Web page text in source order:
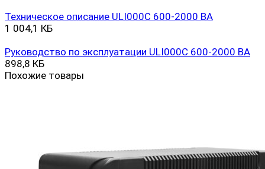
Техническое описание ULI000C 600-2000 ВА
1 004,1 КБ
Руководство по эксплуатации ULI000C 600-2000 ВА
898,8 КБ
Похожие товары